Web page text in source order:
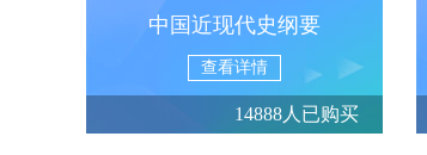
中国近现代史纲要
查看详情
14888人已购买